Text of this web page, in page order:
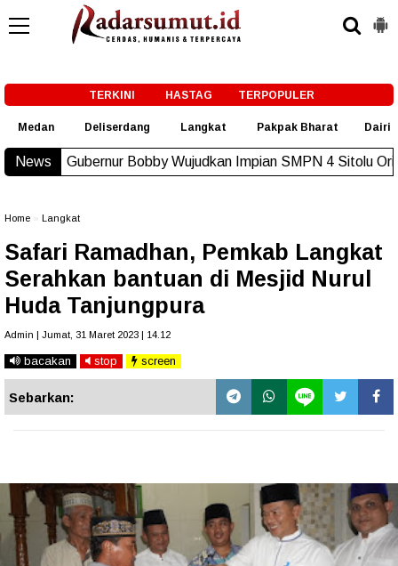
TERKINI HASTAG TERPOPULER
Medan Deliserdang Langkat Pakpak Bharat Dairi
News
Bobby Wujudkan Impian SMPN 4 Sitolu Ori Miliki Gedung
Home Langkat
Safari Ramadhan, Pemkab Langkat
Serahkan bantuan di Mesjid Nurul
Huda Tanjungpura
Admin | Jumat, 31 Maret 2023 | 14.12
bacakan stop screen
Sebarkan: